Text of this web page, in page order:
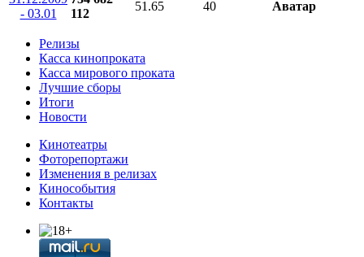
- 03.01
112
51.65 40 Аватар
Релизы
Касса кинопроката
Касса мирового проката
Лучшие сборы
Итоги
Новости
Кинотеатры
Фоторепортажи
Изменения в релизах
Кинособытия
Контакты